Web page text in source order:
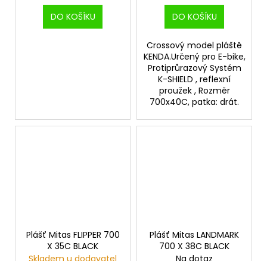
DO KOŠÍKU DO KOŠÍKU
Crossový model pláště
KENDA.Určený pro E-bike,
Protiprůrazový Systém
K-SHIELD , reflexní
proužek , Rozměr
700x40C, patka: drát.
Plášť Mitas FLIPPER 700
X 35C BLACK
Skladem u dodavatel
Plášť Mitas LANDMARK
700 X 38C BLACK
Na dotaz